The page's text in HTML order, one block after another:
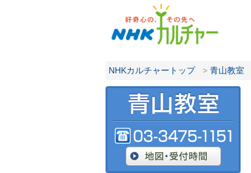
NHKカルチャートップ > 青山教室